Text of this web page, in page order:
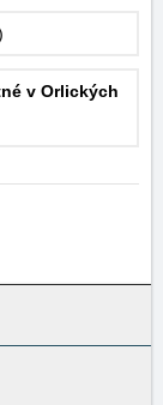
v Orlických